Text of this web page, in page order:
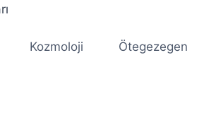
Kozmoloji Ötegezegen